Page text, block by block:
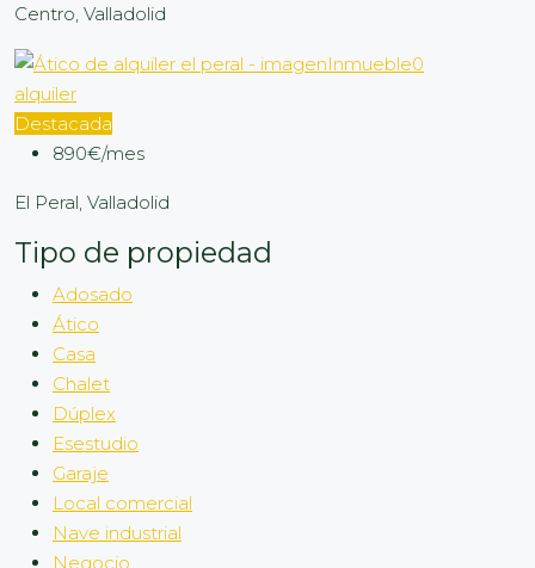
Centro, Valladolid
alquiler
Destacada
890€/mes
El Peral, Valladolid
Tipo de propiedad
Adosado
Ático
Casa
Chalet
Dúplex
Esestudio
Garaje
Local comercial
Nave industrial
Negocio